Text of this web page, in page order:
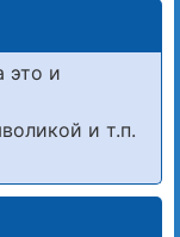
это и
и т.п.